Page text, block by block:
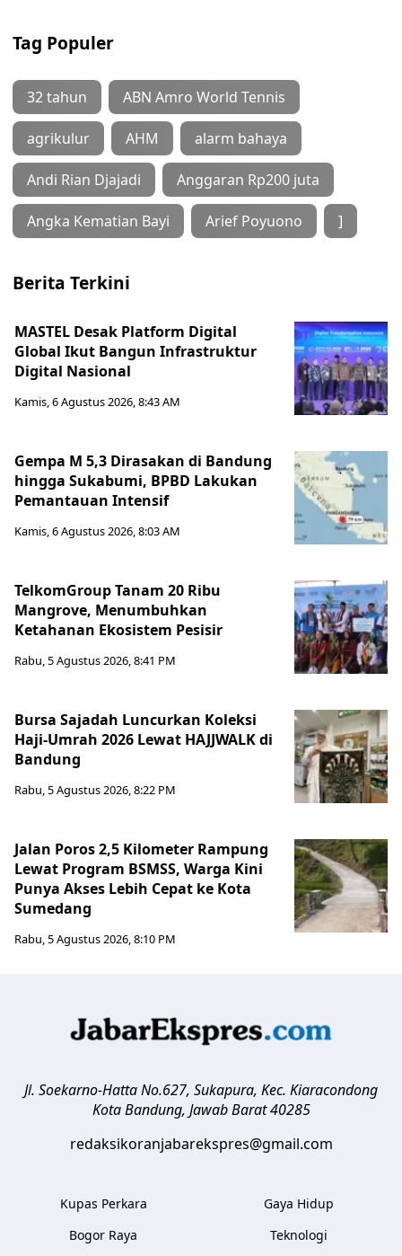
Tag Populer
32 tahun ABN Amro World Tennis
agrikulur AHM alarm bahaya
Andi Rian Djajadi Anggaran Rp200 juta
Angka Kematian Bayi Arief Poyuono ]
Berita Terkini
MASTEL Desak Platform Digital
Global Ikut Bangun Infrastruktur
Digital Nasional
Kamis, 6 Agustus 2026, 8:43 AM
Gempa M 5,3 Dirasakan di Bandung
hingga Sukabumi, BPBD Lakukan
Pemantauan Intensif
Kamis, 6 Agustus 2026, 8:03 AM
TelkomGroup Tanam 20 Ribu
Mangrove, Menumbuhkan
Ketahanan Ekosistem Pesisir
Rabu, 5 Agustus 2026, 8:41 PM
Bursa Sajadah Luncurkan Koleksi
Haji-Umrah 2026 Lewat HAJJWALK di
Bandung
Rabu, 5 Agustus 2026, 8:22 PM
Jalan Poros 2,5 Kilometer Rampung
Lewat Program BSMSS, Warga Kini
Punya Akses Lebih Cepat ke Kota
Sumedang
Rabu, 5 Agustus 2026, 8:10 PM
Jl. Soekarno-Hatta No.627, Sukapura, Kec. Kiaracondong
Kota Bandung, Jawab Barat 40285
redaksikoranjabarekspres@gmail.com
Kupas Perkara
Bogor Raya
Gaya Hidup
Teknologi